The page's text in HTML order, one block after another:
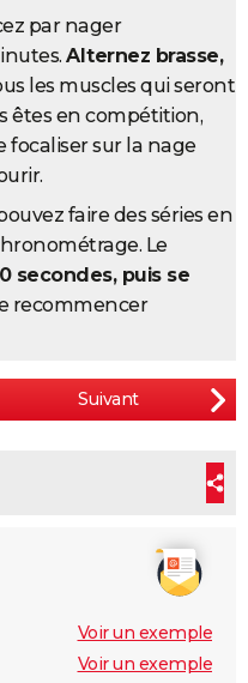
par nager
Alternez brasse,
les muscles qui seront
êtes en compétition,
focaliser sur la nage
faire des séries en
Le
secondes, puis se
recommencer
Voir un exemple
Voir un exemple